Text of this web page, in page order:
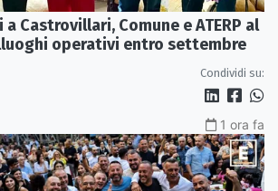
Castrovillari, Comune e ATERP al
operativi entro settembre
Condividi su:
1 ora fa